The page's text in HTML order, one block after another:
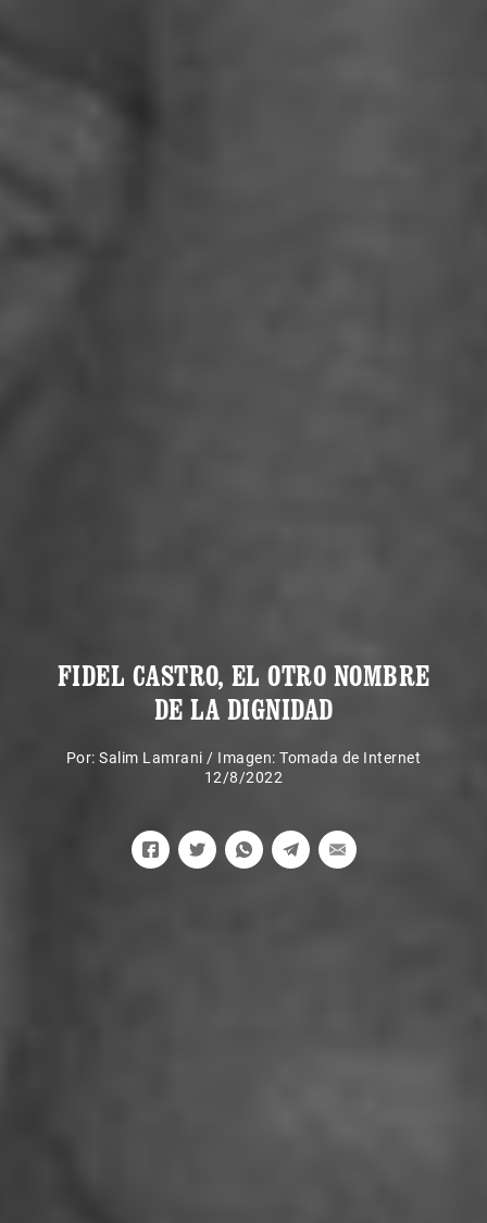
FIDEL CASTRO, EL OTRO NOMBRE
DE LA DIGNIDAD
Por:Salim Lamrani / Imagen: Tomada de Internet
12/8/2022